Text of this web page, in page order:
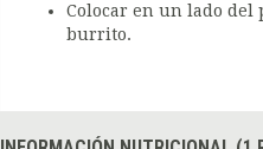
Colocar en un lado del
burrito.